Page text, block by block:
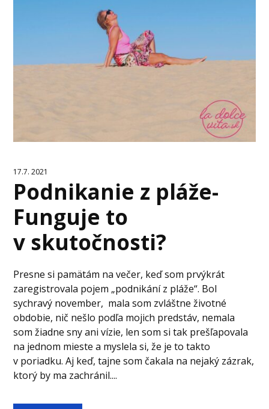
17.7. 2021
Podnikanie z pláže-
Funguje to
v skutočnosti?
Presne si pamätám na večer, keď som prvýkrát
zaregistrovala pojem „podnikání z pláže“. Bol
sychravý november, mala som zvláštne životné
obdobie, nič nešlo podľa mojich predstáv, nemala
som žiadne sny ani vízie, len som si tak prešľapovala
na jednom mieste a myslela si, že je to takto
v poriadku. Aj keď, tajne som čakala na nejaký zázrak,
ktorý by ma zachránil....